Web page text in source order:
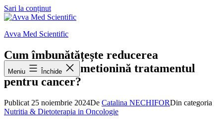
Sari la conținut
Avva Med Scientific
Meniu Închide
Cum îmbunătățește reducerea
consumului de metionină tratamentul
pentru cancer?
Publicat 25 noiembrie 2024De Catalina NECHIFORDin categoria
Nutritia & Dietoterapia in Oncologie